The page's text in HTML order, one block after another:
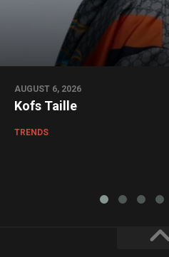
AUGUST 6, 2026
Kofs Taille
TRENDS